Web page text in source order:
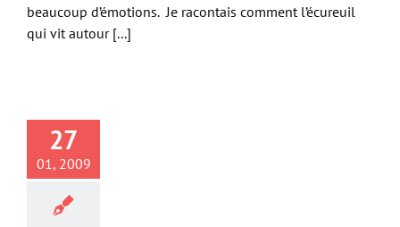
beaucoup d’émotions. Je racontais comment l’écureuil
qui vit autour [...]
27
01, 2009